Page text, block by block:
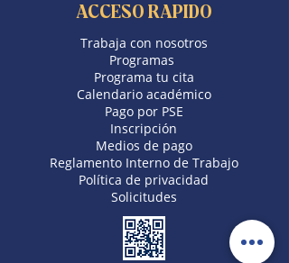
ACCESO RAPIDO
Trabaja con nosotros
​Programas
Programa tu cita
Calendario académico
Pago por PSE
Inscripción
Medios de pago
Reglamento Interno de Trabajo
Política de privacidad​
Solicitudes